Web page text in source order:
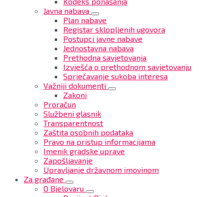
Javna nabava
Plan nabave
Registar sklopljenih ugovora
Postupci javne nabave
Jednostavna nabava
Prethodna savjetovanja
Izvješća o prethodnom savjetovanju
Sprječavanje sukoba interesa
Važniji dokumenti
Zakoni
Proračun
Službeni glasnik
Transparentnost
Zaštita osobnih podataka
Pravo na pristup informacijama
Imenik gradske uprave
Zapošljavanje
Upravljanje državnom imovinom
Za građane
O Bjelovaru